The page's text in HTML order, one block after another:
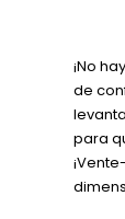
¡No
de
para